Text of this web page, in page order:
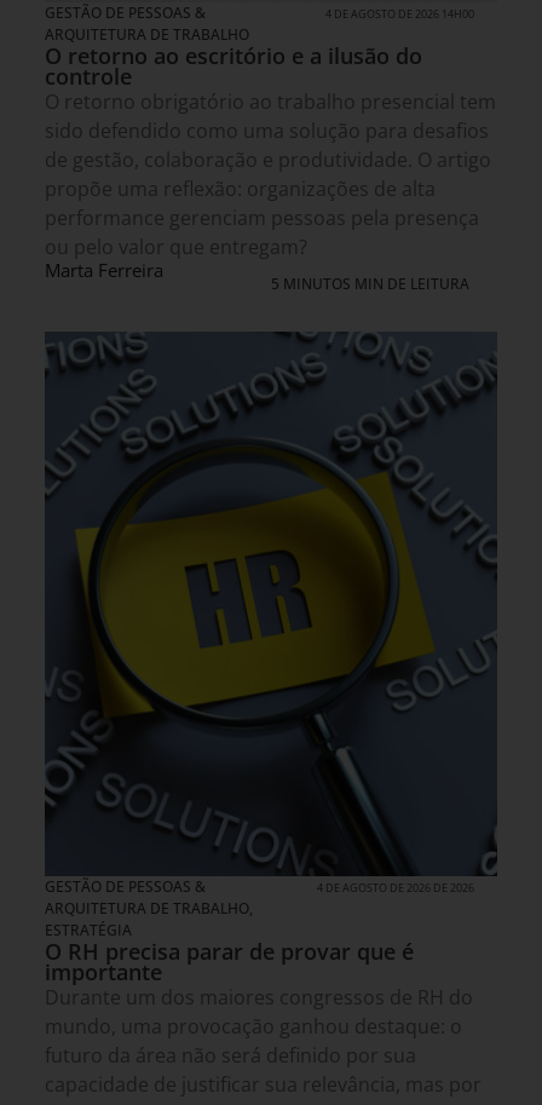
GESTÃO DE PESSOAS &
ARQUITETURA DE TRABALHO
4 DE AGOSTO DE 2026 14H00
O retorno ao escritório e a ilusão do
controle
O retorno obrigatório ao trabalho presencial tem
sido defendido como uma solução para desafios
de gestão, colaboração e produtividade. O artigo
propõe uma reflexão: organizações de alta
performance gerenciam pessoas pela presença
ou pelo valor que entregam?
Marta Ferreira
5 MINUTOS MIN DE LEITURA
GESTÃO DE PESSOAS &
ARQUITETURA DE TRABALHO,
ESTRATÉGIA
4 DE AGOSTO DE 2026 DE 2026
O RH precisa parar de provar que é
importante
Durante um dos maiores congressos de RH do
mundo, uma provocação ganhou destaque: o
futuro da área não será definido por sua
capacidade de justificar sua relevância, mas por